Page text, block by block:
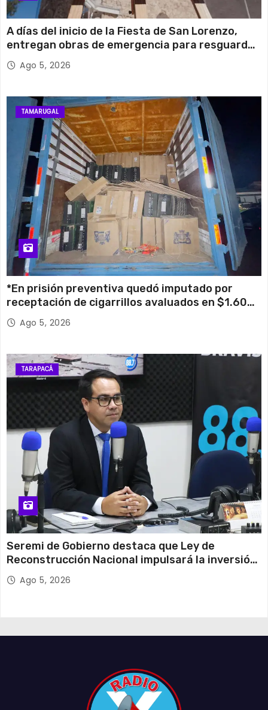
A días del inicio de la Fiesta de San Lorenzo,
entregan obras de emergencia para resguardar
su histórico campanario
Ago 5, 2026
TAMARUGAL
*En prisión preventiva quedó imputado por
receptación de cigarrillos avaluados en $1.600
millones*
Ago 5, 2026
TARAPACÁ
Seremi de Gobierno destaca que Ley de
Reconstrucción Nacional impulsará la inversión
y el empleo en Tarapacá
Ago 5, 2026